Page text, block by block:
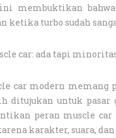
membuktikan
ketika turbo sudah
car: ada tapi
car modern memang
ditujukan untuk pasar
peran muscle
karakter, suara,